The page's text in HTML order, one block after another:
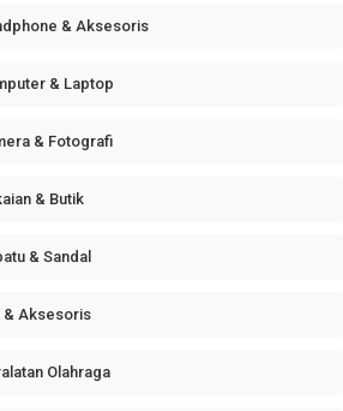
& Aksesoris
& Laptop
& Fotografi
& Butik
& Sandal
& Aksesoris
Olahraga